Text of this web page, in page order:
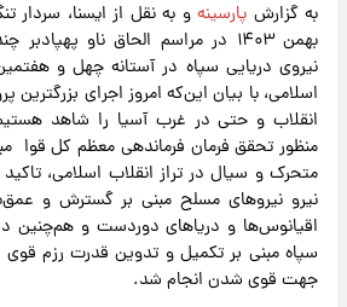
به گزارش پارسینه
بهمن ۱۴۰۳ در مراسم الحاق ناو
نیروی دریایی سپاه در آستانه چهل و
اسلامی، با بیان این‌که امروز اجرای بزرگترین
انقلاب و حتی در غرب آسیا را شاهد
منظور تحقق فرمان فرماندهی معظم کل قوا
متحرک و سیال در تراز انقلاب اسلامی،
نیرو نیروهای مسلح مبنی بر گسترش و
اقیانوس‌ها و دریاهای دوردست و هم‌چنین
سپاه مبنی بر تکمیل و تدوین قدرت رزم
جهت قوی شدن انجام شد.